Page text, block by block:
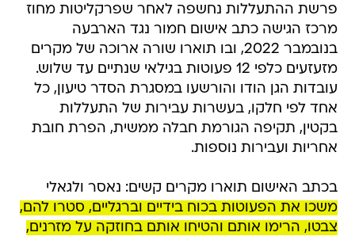
פרשת ההתעללות נחשפה לאחר שפרקליטות מחוז
מרכז הגישה כתב אישום חמור נגד הארבעה
בנובמבר 2022, ובו תוארו שורה ארוכה של מקרים
מזעזעים כלפי 12 פעוטות בגילאי שנתיים עד שלוש.
עובדות הגן הודו והורשעו במסגרת הסדר טיעון, כל
אחד לפי חלקו, בעשרות עבירות של התעללות
בקטין, תקיפה הגורמת חבלה ממשית, הפרת חובת
אחריות ועבירות נוספות.
בכתב האישום תוארו מקרים קשים: נאסר ולגאלי
משכו את הפעוטות בכוח בידיים וברגליים, סטרו להם,
צבטו, הרימו אותם והטיחו אותם בחוזקה על מזרנים,